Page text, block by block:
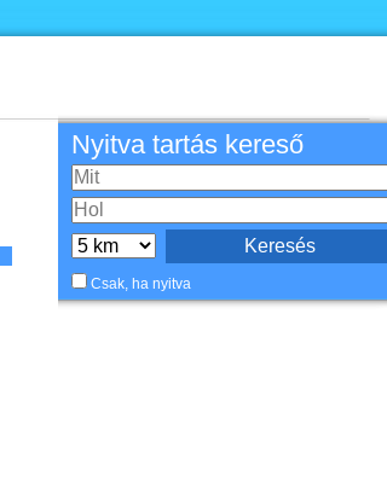
Nyitva tartás kereső
Csak, ha nyitva